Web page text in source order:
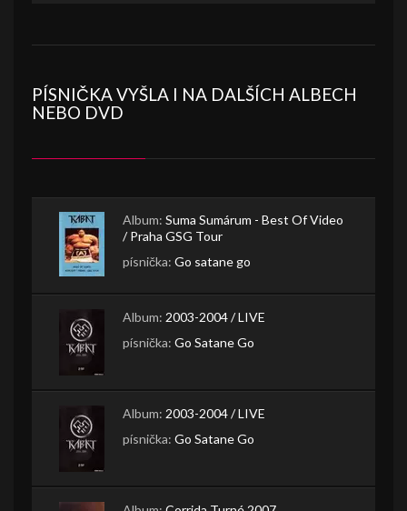
PÍSNIČKA VYŠLA I NA DALŠÍCH ALBECH
NEBO DVD
Album: Suma Sumárum - Best Of Video
/ Praha GSG Tour
písnička: Go satane go
Album: 2003-2004 / LIVE
písnička: Go Satane Go
Album: 2003-2004 / LIVE
písnička: Go Satane Go